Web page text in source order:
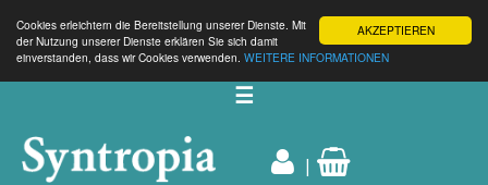
AKZEPTIEREN
Cookies erleichtern die Bereitstellung unserer Dienste. Mit
der Nutzung unserer Dienste erklären Sie sich damit
einverstanden, dass wir Cookies verwenden. WEITERE INFORMATIONEN
☰
|